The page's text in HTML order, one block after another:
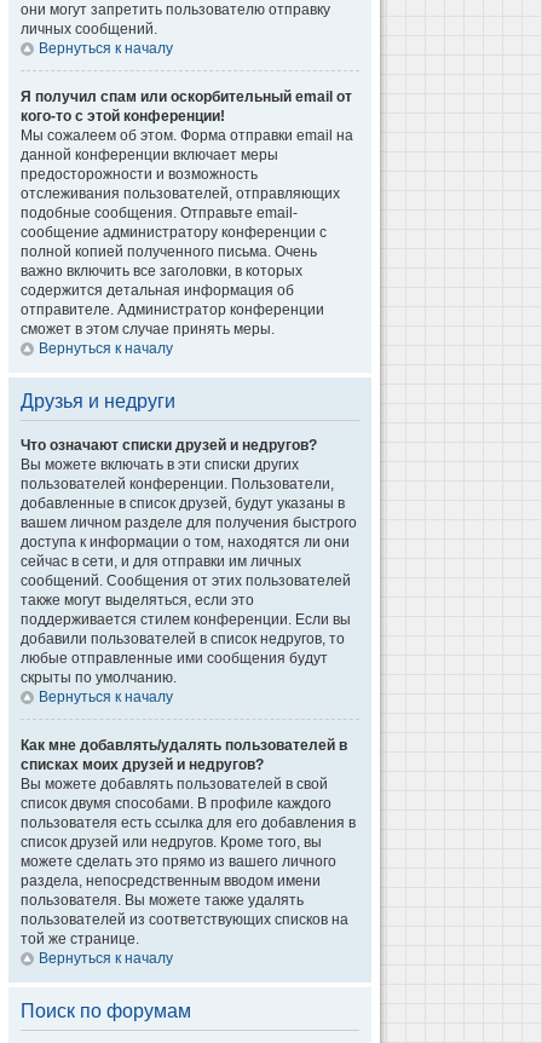
они могут запретить пользователю отправку
личных сообщений.
Вернуться к началу
Я получил спам или оскорбительный email от
кого-то с этой конференции!
Мы сожалеем об этом. Форма отправки email на
данной конференции включает меры
предосторожности и возможность
отслеживания пользователей, отправляющих
подобные сообщения. Отправьте email-
сообщение администратору конференции с
полной копией полученного письма. Очень
важно включить все заголовки, в которых
содержится детальная информация об
отправителе. Администратор конференции
сможет в этом случае принять меры.
Вернуться к началу
Друзья и недруги
Что означают списки друзей и недругов?
Вы можете включать в эти списки других
пользователей конференции. Пользователи,
добавленные в список друзей, будут указаны в
вашем личном разделе для получения быстрого
доступа к информации о том, находятся ли они
сейчас в сети, и для отправки им личных
сообщений. Сообщения от этих пользователей
также могут выделяться, если это
поддерживается стилем конференции. Если вы
добавили пользователей в список недругов, то
любые отправленные ими сообщения будут
скрыты по умолчанию.
Вернуться к началу
Как мне добавлять/удалять пользователей в
списках моих друзей и недругов?
Вы можете добавлять пользователей в свой
список двумя способами. В профиле каждого
пользователя есть ссылка для его добавления в
список друзей или недругов. Кроме того, вы
можете сделать это прямо из вашего личного
раздела, непосредственным вводом имени
пользователя. Вы можете также удалять
пользователей из соответствующих списков на
той же странице.
Вернуться к началу
Поиск по форумам